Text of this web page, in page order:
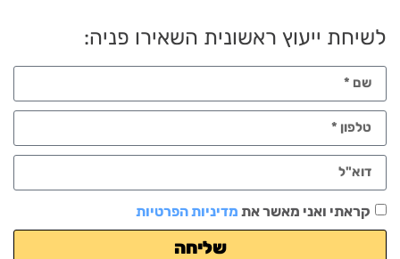
לשיחת ייעוץ ראשונית השאירו פניה:
קראתי ואני מאשר את מדיניות הפרטיות
שליחה